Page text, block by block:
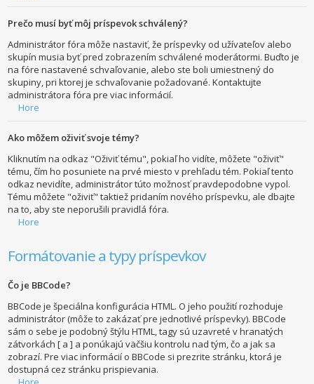
Prečo musí byť môj príspevok schválený?
Administrátor fóra môže nastaviť, že príspevky od užívateľov alebo
skupín musia byť pred zobrazením schválené moderátormi. Buďto je
na fóre nastavené schvaľovanie, alebo ste boli umiestnený do
skupiny, pri ktorej je schvaľovanie požadované. Kontaktujte
administrátora fóra pre viac informácií.
Hore
Ako môžem oživiť svoje témy?
Kliknutím na odkaz "Oživiť tému", pokiaľ ho vidíte, môžete "oživiť"
tému, čím ho posuniete na prvé miesto v prehľadu tém. Pokiaľ tento
odkaz nevidíte, administrátor túto možnosť pravdepodobne vypol.
Tému môžete "oživiť" taktiež pridaním nového príspevku, ale dbajte
na to, aby ste neporušili pravidlá fóra.
Hore
Formátovanie a typy príspevkov
Čo je BBCode?
BBCode je špeciálna konfigurácia HTML. O jeho použití rozhoduje
administrátor (môže to zakázať pre jednotlivé príspevky). BBCode
sám o sebe je podobný štýlu HTML, tagy sú uzavreté v hranatých
zátvorkách [ a ] a ponúkajú väčšiu kontrolu nad tým, čo a jak sa
zobrazí. Pre viac informácií o BBCode si prezrite stránku, ktorá je
dostupná cez stránku prispievania.